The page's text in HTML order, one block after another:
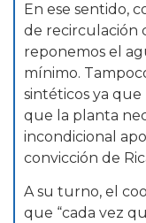
En ese sentido,
de recirculación
reponemos el
mínimo.
sintéticos ya
que la planta
incondicional
convicción de
A su turno, el
que “cada vez